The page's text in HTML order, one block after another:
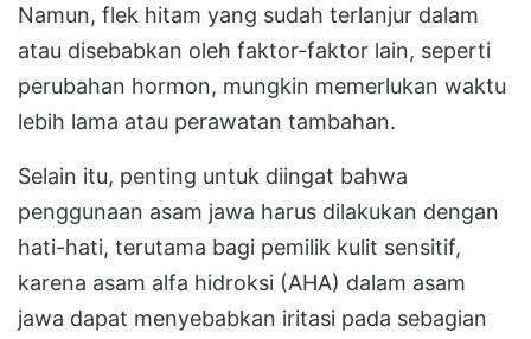
Namun, flek hitam yang sudah terlanjur dalam
atau disebabkan oleh faktor-faktor lain, seperti
perubahan hormon, mungkin memerlukan waktu
lebih lama atau perawatan tambahan.
Selain itu, penting untuk diingat bahwa
penggunaan asam jawa harus dilakukan dengan
hati-hati, terutama bagi pemilik kulit sensitif,
karena asam alfa hidroksi (AHA) dalam asam
jawa dapat menyebabkan iritasi pada sebagian